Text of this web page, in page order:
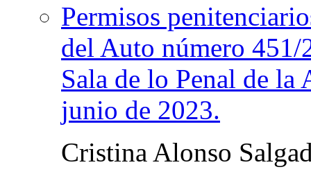
Permisos
del Auto número 451/
Sala de lo Penal de
junio de 2023.
Cristina Alonso